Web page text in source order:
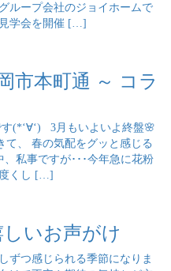
ループ会社のジョイホームで
学会を開催 […]
市本町通 ～ コラ
(*‘∀‘) 3月もいよいよ終盤🌸
て、 春の気配をグッと感じる
私事ですが･･･今年急に花粉
くし […]
いお声がけ
ずつ感じられる季節になりま